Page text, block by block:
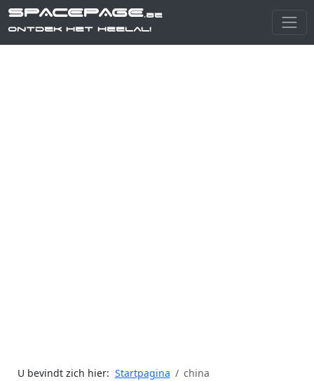
SPACEPAGE.be
Ontdek het heelal!
U bevindt zich hier: Startpagina china